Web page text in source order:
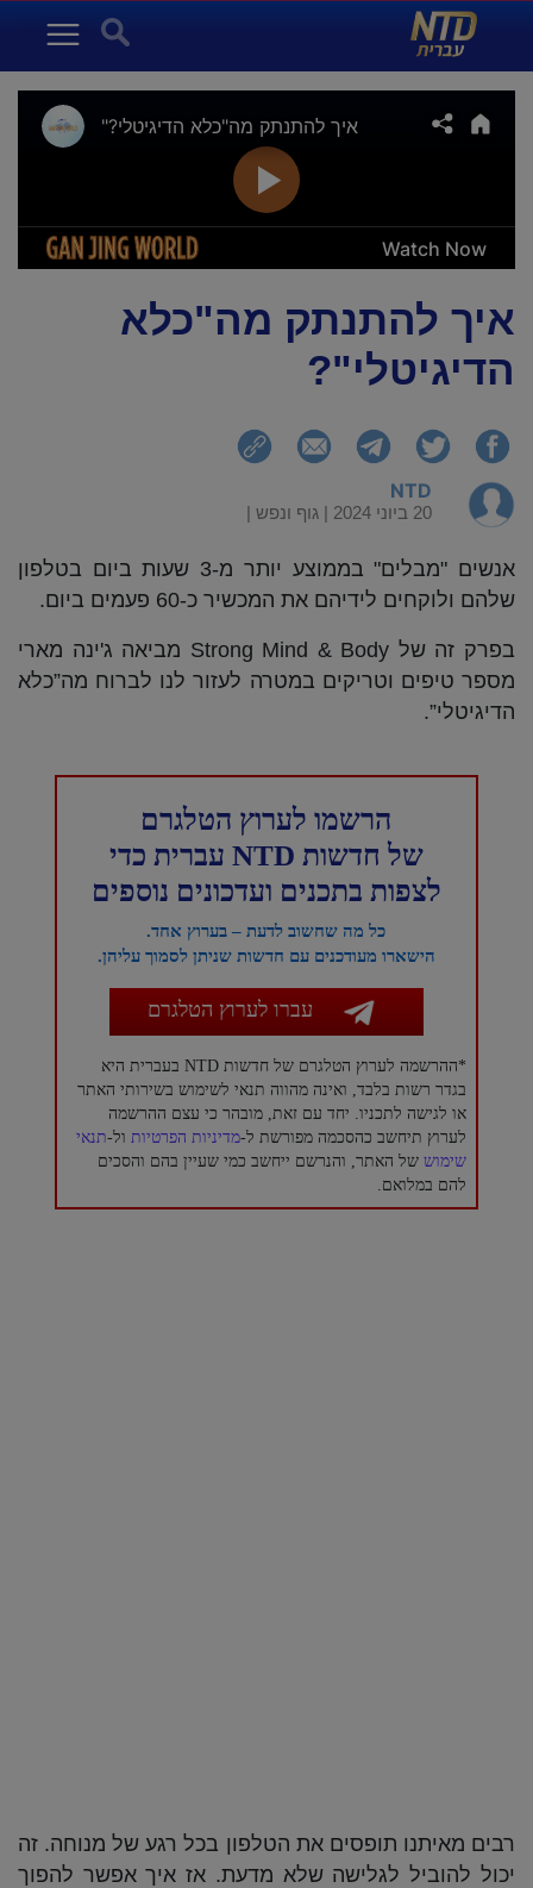
Menu
Search for: NTD עברית
איך להתנתק מה"כלא
הדיגיטלי"?
NTD
20 ביוני 2024 | |גוף ונפש
אנשים "מבלים" בממוצע יותר מ-3 שעות ביום בטלפון
שלהם ולוקחים לידיהם את המכשיר כ-60 פעמים ביום.
בפרק זה של Strong Mind & Body מביאה ג'ינה מארי
מספר טיפים וטריקים במטרה לעזור לנו לברוח מה”כלא
הדיגיטלי”.
הרשמו לערוץ הטלגרם
של חדשות NTD עברית כדי
לצפות בתכנים ועדכונים נוספים
כל מה שחשוב לדעת – בערוץ אחד.
הישארו מעודכנים עם חדשות שניתן לסמוך עליהן.
עברו לערוץ הטלגרם
*ההרשמה לערוץ הטלגרם של חדשות NTD בעברית היא
בגדר רשות בלבד, ואינה מהווה תנאי לשימוש בשירותי האתר
או לגישה לתכניו. יחד עם זאת, מובהר כי עצם ההרשמה
לערוץ תיחשב כהסכמה מפורשת ל-מדיניות הפרטיות ול-תנאי
שימוש של האתר, והנרשם ייחשב כמי שעיין בהם והסכים
להם במלואם.
רבים מאיתנו תופסים את הטלפון בכל רגע של מנוחה. זה
יכול להוביל לגלישה שלא מדעת. אז איך אפשר להפוך